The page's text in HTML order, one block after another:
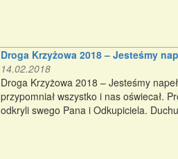
Droga Krzyżowa 2018 – Jesteśmy
14.02.2018
Droga Krzyżowa 2018 – Jesteśmy
przypomniał wszystko i nas oświecał.
odkryli swego Pana i Odkupiciela.